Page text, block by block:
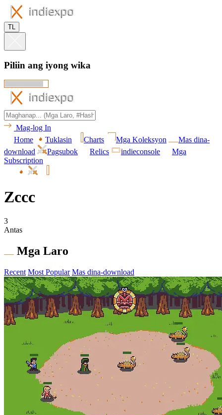
TL
Piliin ang iyong wika
Mag-log In
Home
Tuklasin Charts Mga Koleksyon
Mas dina-
download
Pagsubok Relics indieconsole
Mga
Subscription
Zccc
3
Antas
Mga Laro
Recent Most Popular Mas dina-download